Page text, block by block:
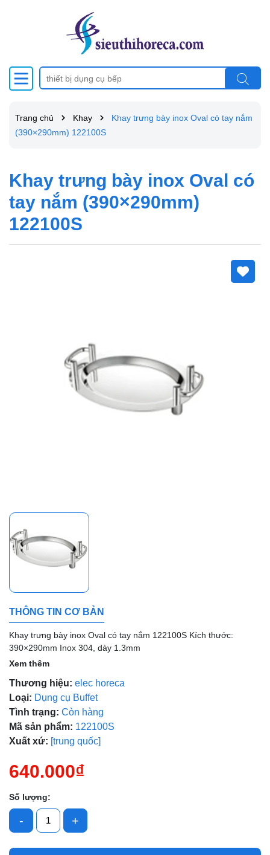
Trang chủ Khay
Khay trưng bày inox Oval có tay nắm
(390×290mm) 122100S
Khay trưng bày inox Oval có
tay nắm (390×290mm)
122100S
THÔNG TIN CƠ BẢN
Khay trưng bày inox Oval có tay nắm 122100S Kích thước:
390×290mm Inox 304, dày 1.3mm
Xem thêm
Thương hiệu: elec horeca
Loại: Dụng cụ Buffet
Tình trạng: Còn hàng
Mã sản phẩm: 122100S
Xuất xứ: [trung quốc]
640.000₫
Số lượng:
- +